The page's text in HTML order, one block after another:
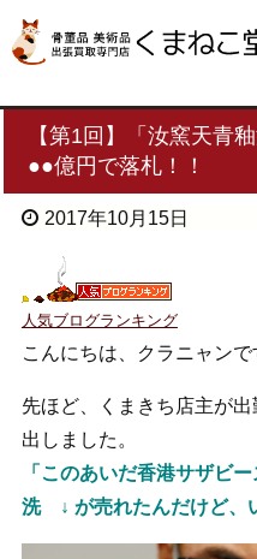
【第1回】「汝窯天青
●●億円で落札！！
2017年10月15日
人気ブログランキング
こんにちは、クラニャンで
先ほど、くまきち店主が
出しました。
「このあいだ香港サザビ
洗 ↓ が売れたんだけど、